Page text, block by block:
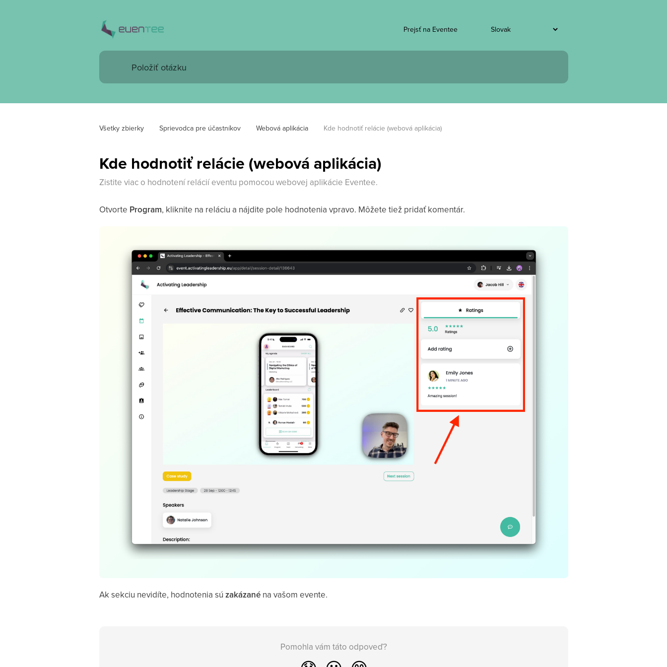
Prejsť na Eventee
Všetky zbierky Sprievodca pre účastníkov Webová aplikácia Kde hodnotiť relácie (webová aplikácia)
Kde hodnotiť relácie (webová aplikácia)
Zistite viac o hodnotení relácií eventu pomocou webovej aplikácie Eventee.
Otvorte Program, kliknite na reláciu a nájdite pole hodnotenia vpravo. Môžete tiež pridať komentár.
Ak sekciu nevidíte, hodnotenia sú zakázanéna vašom evente.
Pomohla vám táto odpoveď?